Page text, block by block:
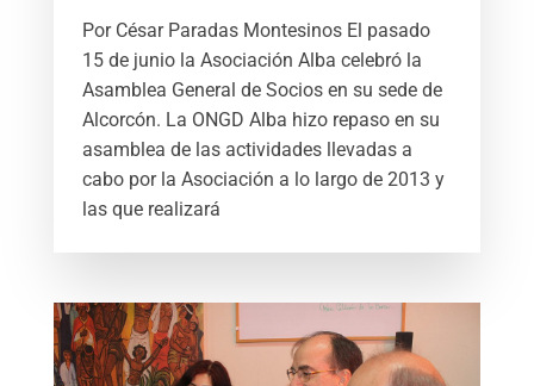
Por César Paradas Montesinos El pasado
15 de junio la Asociación Alba celebró la
Asamblea General de Socios en su sede de
Alcorcón. La ONGD Alba hizo repaso en su
asamblea de las actividades llevadas a
cabo por la Asociación a lo largo de 2013 y
las que realizará